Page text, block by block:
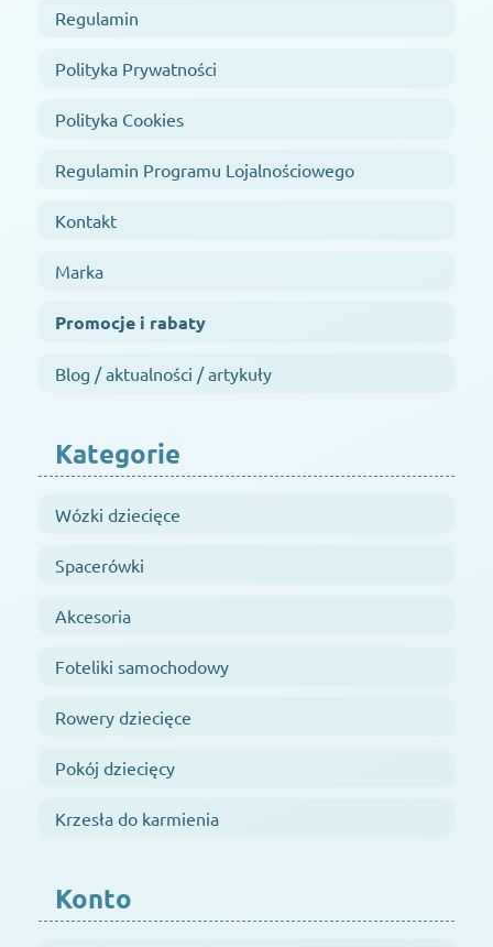
Regulamin
Polityka Prywatności
Polityka Cookies
Regulamin Programu Lojalnościowego
Kontakt
Marka
Promocje i rabaty
Blog / aktualności / artykuły
Kategorie
Wózki dziecięce
Spacerówki
Akcesoria
Foteliki samochodowy
Rowery dziecięce
Pokój dziecięcy
Krzesła do karmienia
Konto